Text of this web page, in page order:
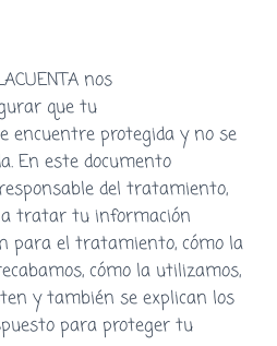
nos
que tu
encuentre protegida y no se
En este documento
del tratamiento,
a tratar tu información
para el tratamiento, cómo la
cómo la utilizamos,
y también se explican los
para proteger tu